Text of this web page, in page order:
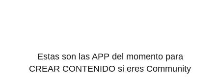
Estas son las APP del momento para
CREAR CONTENIDO si eres Community